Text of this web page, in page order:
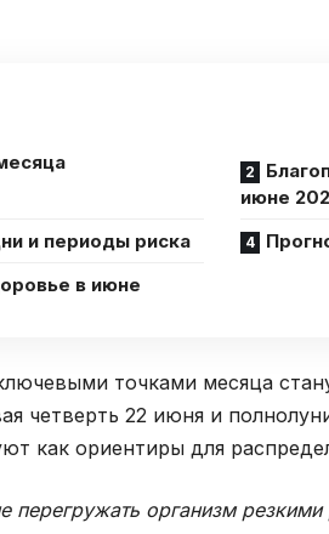
июне
и периоды риска
в июне
точками месяца
четверть 22 июня и
как ориентиры для
перегружать организм